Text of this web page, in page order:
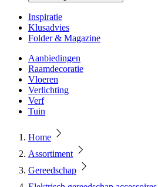
Inspiratie
Klusadvies
Folder & Magazine
Aanbiedingen
Raamdecoratie
Vloeren
Verlichting
Verf
Tuin
Home
Assortiment
Gereedschap